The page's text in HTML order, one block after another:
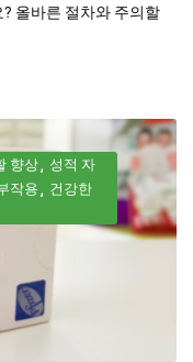
올바른 절차와 주의할
향상
성적 자
작용
건강한